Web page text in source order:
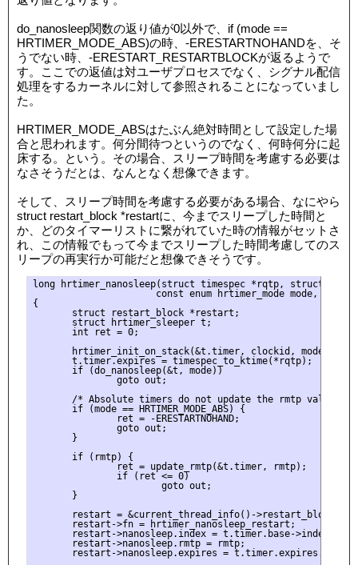
do_nanosleep関数の返り値が0以外で、if (mode ==
HRTIMER_MODE_ABS)の時、-ERESTARTNOHANDを、そ
うでない時、-ERESTART_RESTARTBLOCKが返るようで
す。ここでの返値は対ユーザプロセスでなく、シグナル配信
処理をするカーネルに対して参照されることになっていまし
た。
HRTIMER_MODE_ABSはたぶん絶対時間として設定した場
合と思われます。何分間待つというのでなく、何時何分に起
床する。という。その場合、スリープ時間を考慮する必要は
なさそうだとは、なんとなく想像できます。
そして、スリープ時間を考慮する必要がある場合、なにやら
struct restart_block *restartに、今までスリープした時間と
か、どのタイマーリストに繋がれていた時の情報がセットさ
れ、この情報でもって今までスリープした時間考慮してのス
リープの再実行か可能だと想像できそうです。
long hrtimer_nanosleep(struct timespec *rqtp, struct
const enum hrtimer_mode mode, const
{
       struct restart_block *restart;
       struct hrtimer_sleeper t;
       int ret = 0;
       hrtimer_init_on_stack(&t.timer, clockid, mode);
       t.timer.expires = timespec_to_ktime(*rqtp);
       if (do_nanosleep(&t, mode))
               goto out;
/* Absolute timers do not update the rmtp value
       if (mode == HRTIMER_MODE_ABS) {
               ret = -ERESTARTNOHAND;
               goto out;
       }
       if (rmtp) {
               ret = update_rmtp(&t.timer, rmtp);
               if (ret <= 0)
                       goto out;
       }
       restart = &current_thread_info()->restart_block;
       restart->fn = hrtimer_nanosleep_restart;
       restart->nanosleep.index = t.timer.base->index;
       restart->nanosleep.rmtp = rmtp;
       restart->nanosleep.expires = t.timer.expires.tv64;